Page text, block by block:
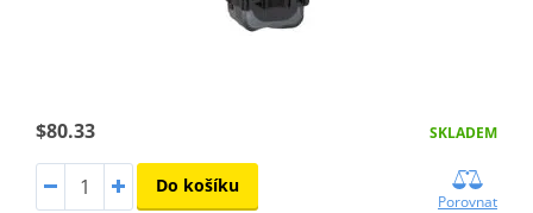
$80.33 SKLADEM
Do košíku
Porovnat